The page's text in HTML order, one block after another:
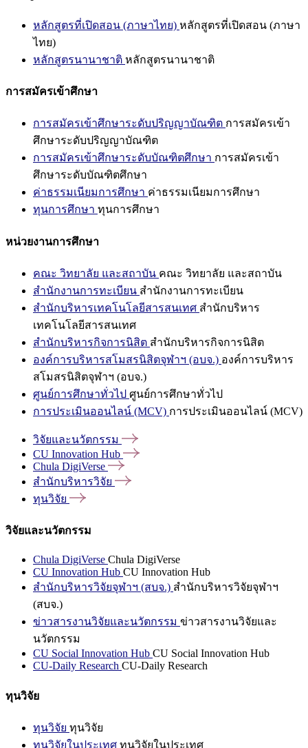
หลักสูตรที่เปิดสอน (ภาษาไทย) หลักสูตรที่เปิดสอน (ภาษา
ไทย)
หลักสูตรนานาชาติ หลักสูตรนานาชาติ
การสมัครเข้าศึกษา
การสมัครเข้าศึกษาระดับปริญญาบัณฑิต การสมัครเข้า
ศึกษาระดับปริญญาบัณฑิต
การสมัครเข้าศึกษาระดับบัณฑิตศึกษา การสมัครเข้า
ศึกษาระดับบัณฑิตศึกษา
ค่าธรรมเนียมการศึกษา ค่าธรรมเนียมการศึกษา
ทุนการศึกษา ทุนการศึกษา
หน่วยงานการศึกษา
คณะ วิทยาลัย และสถาบัน คณะ วิทยาลัย และสถาบัน
สำนักงานการทะเบียน สำนักงานการทะเบียน
สำนักบริหารเทคโนโลยีสารสนเทศ สำนักบริหาร
เทคโนโลยีสารสนเทศ
สำนักบริหารกิจการนิสิต สำนักบริหารกิจการนิสิต
องค์การบริหารสโมสรนิสิตจุฬาฯ (อบจ.) องค์การบริหาร
สโมสรนิสิตจุฬาฯ (อบจ.)
ศูนย์การศึกษาทั่วไป ศูนย์การศึกษาทั่วไป
การประเมินออนไลน์ (MCV) การประเมินออนไลน์ (MCV)
วิจัยและนวัตกรรม
CU Innovation Hub
Chula DigiVerse
สำนักบริหารวิจัย
ทุนวิจัย
วิจัยและนวัตกรรม
Chula DigiVerse Chula DigiVerse
CU Innovation Hub CU Innovation Hub
สำนักบริหารวิจัยจุฬาฯ (สบจ.) สำนักบริหารวิจัยจุฬาฯ
(สบจ.)
ข่าวสารงานวิจัยและนวัตกรรม ข่าวสารงานวิจัยและ
นวัตกรรม
CU Social Innovation Hub CU Social Innovation Hub
CU-Daily Research CU-Daily Research
ทุนวิจัย
ทุนวิจัย ทุนวิจัย
ทุนวิจัยในประเทศ ทุนวิจัยในประเทศ